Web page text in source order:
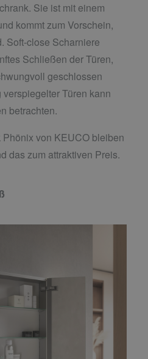
Sie ist mit einem
kommt zum Vorschein,
Soft-close Scharniere
Schließen der Türen,
geschlossen
Türen kann
betrachten.
von KEUCO bleiben
das zum attraktiven Preis.